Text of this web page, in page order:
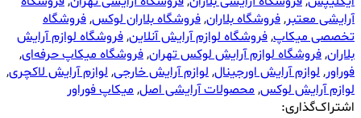
آرایشی معتبر,فروشگاه بلاران,فروشگاه بلاران لوکس,فروشگاه
تخصصی میکاپ,فروشگاه لوازم آرایش آنلاین,فروشگاه لوازم آرایش
بلاران,فروشگاه لوازم آرایش لوکس تهران,فروشگاه میکاپ حرفه‌ای,
فوراور,لوازم آرایش اورجینال,لوازم آرایش خارجی,لوازم آرایش لاکچری,
لوازم آرایش لوکس,محصولات آرایشی اصل,میکاپ فوراور
اشتراک‌گذاری: